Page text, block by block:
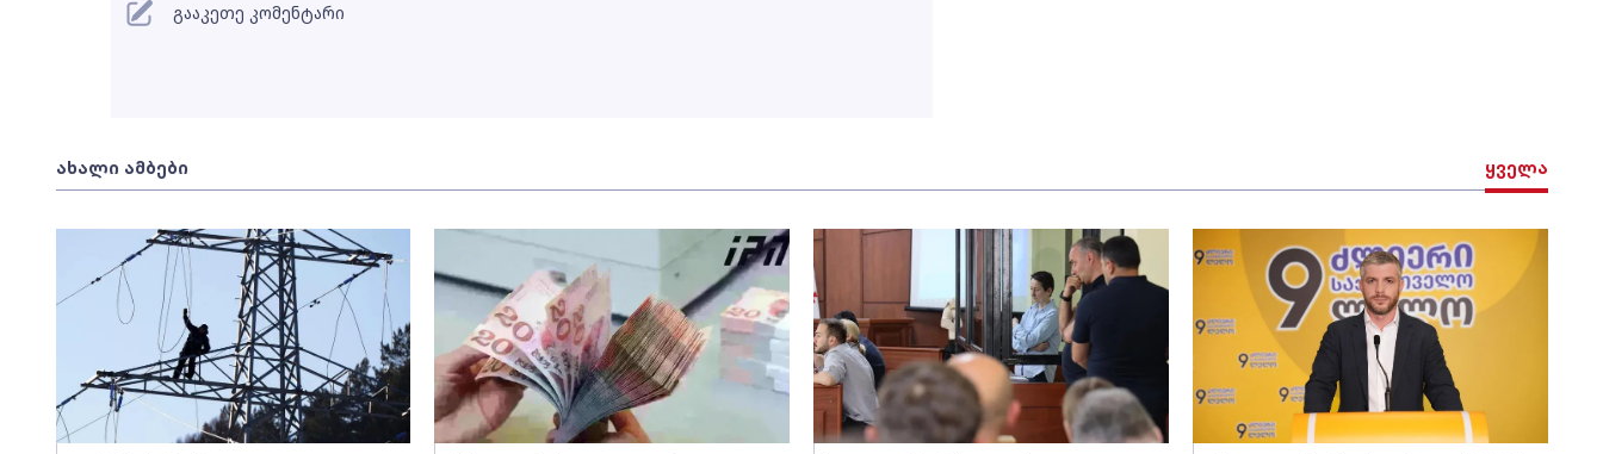
ახალი ამბები ყველა
გააკეთე კომენტარი